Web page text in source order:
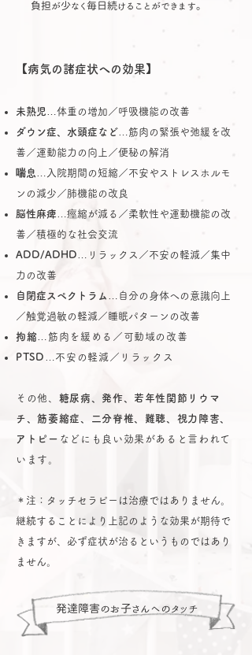
負担が少なく毎日続けることができます。
【病気の諸症状への効果】
未熟児 …体重の増加／呼吸機能の改善
ダウン症、水頭症など …筋肉の緊張や弛緩を改
善／運動能力の向上／便秘の解消
喘息
…入院期間の短縮／不安やストレスホルモ
ンの減少／肺機能の改良
脳性麻痺 …痙縮が減る／柔軟性や運動機能の改
善／積極的な社会交流
ADD/ADHD …リラックス／不安の軽減／集中
力の改善
自閉症スペクトラム
…自分の身体への意識向上
／触覚過敏の軽減／睡眠パターンの改善
拘縮 …筋肉を緩める／可動域の改善
PTSD
…不安の軽減／リラックス
その他、 糖尿病、発作、若年性関節リウマ
チ、筋萎縮症、二分脊椎、難聴、視力障害、
アトピー などにも良い効果があると言われて
います。
＊注：タッチセラピーは治療ではありません。
継続することにより上記のような効果が期待で
きますが、必ず症状が治るというものではあり
ません。
発達障害のお子さんへのタッチ